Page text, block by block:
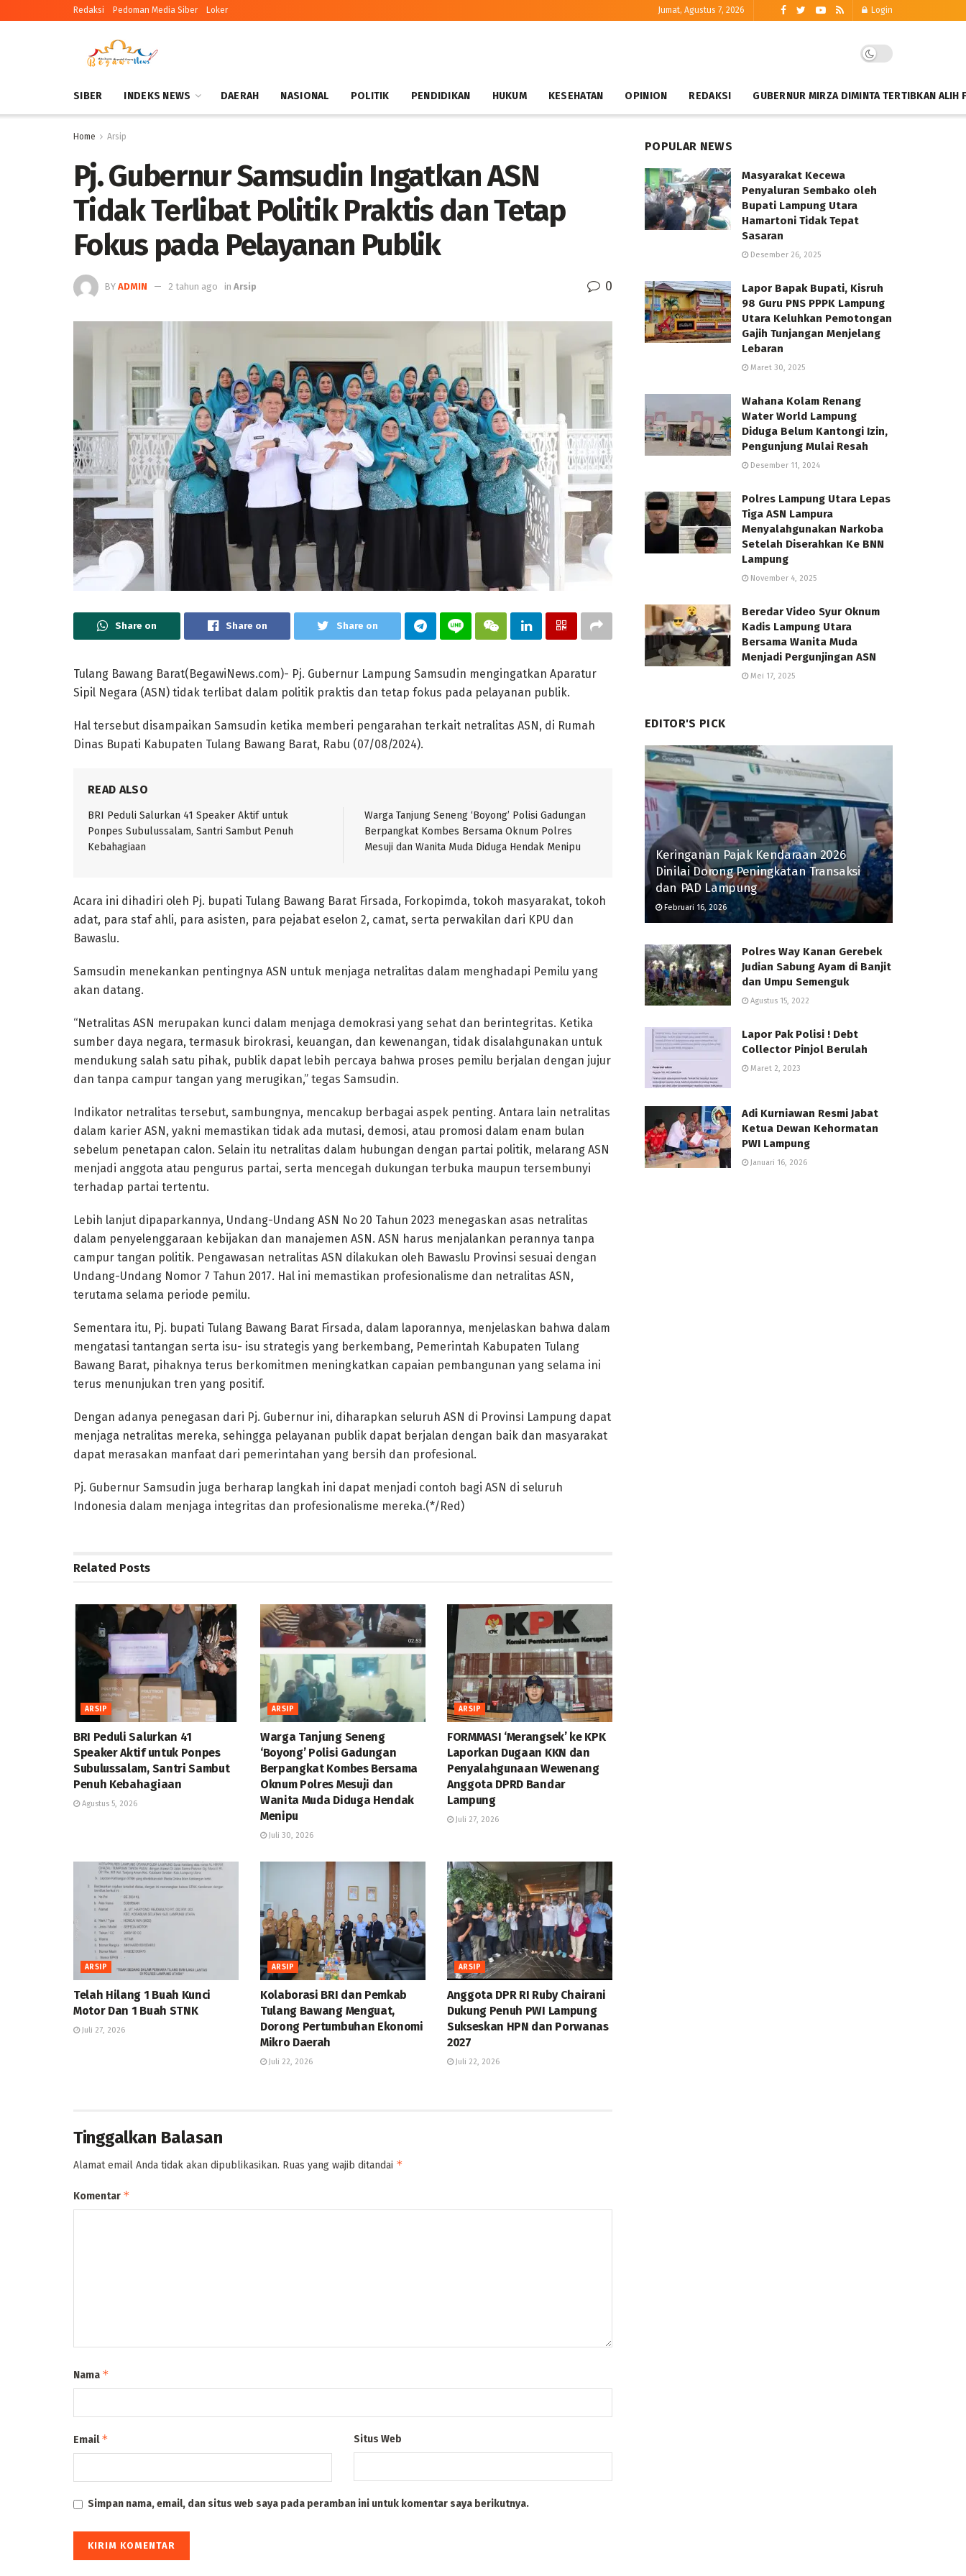
Redaksi Pedoman Media Siber Loker Jumat, Agustus 7, 2026 Login
SIBER INDEKS NEWS DAERAH NASIONAL POLITIK PENDIDIKAN HUKUM KESEHATAN OPINION REDAKSI GUBERNUR MIRZA DIMINTA TERTIBKAN ALIH
Home Arsip
Pj. Gubernur Samsudin Ingatkan ASN
Tidak Terlibat Politik Praktis dan Tetap
Fokus pada Pelayanan Publik
BY ADMIN 2 tahun ago in Arsip 0
Share on Share on Share on
Tulang Bawang Barat(BegawiNews.com)- Pj. Gubernur Lampung Samsudin mengingatkan Aparatur
Sipil Negara (ASN) tidak terlibat dalam politik praktis dan tetap fokus pada pelayanan publik.
Hal tersebut disampaikan Samsudin ketika memberi pengarahan terkait netralitas ASN, di Rumah
Dinas Bupati Kabupaten Tulang Bawang Barat, Rabu (07/08/2024).
READ ALSO
BRI Peduli Salurkan 41 Speaker Aktif untuk
Ponpes Subulussalam, Santri Sambut Penuh
Kebahagiaan
Warga Tanjung Seneng ‘Boyong’ Polisi Gadungan
Berpangkat Kombes Bersama Oknum Polres
Mesuji dan Wanita Muda Diduga Hendak Menipu
Acara ini dihadiri oleh Pj. bupati Tulang Bawang Barat Firsada, Forkopimda, tokoh masyarakat, tokoh
adat, para staf ahli, para asisten, para pejabat eselon 2, camat, serta perwakilan dari KPU dan
Bawaslu.
Samsudin menekankan pentingnya ASN untuk menjaga netralitas dalam menghadapi Pemilu yang
akan datang.
“Netralitas ASN merupakan kunci dalam menjaga demokrasi yang sehat dan berintegritas. Ketika
sumber daya negara, termasuk birokrasi, keuangan, dan kewenangan, tidak disalahgunakan untuk
mendukung salah satu pihak, publik dapat lebih percaya bahwa proses pemilu berjalan dengan jujur
dan tanpa campur tangan yang merugikan,” tegas Samsudin.
Indikator netralitas tersebut, sambungnya, mencakup berbagai aspek penting. Antara lain netralitas
dalam karier ASN, yakni memastikan tidak ada mutasi, demosi, atau promosi dalam enam bulan
sebelum penetapan calon. Selain itu netralitas dalam hubungan dengan partai politik, melarang ASN
menjadi anggota atau pengurus partai, serta mencegah dukungan terbuka maupun tersembunyi
terhadap partai tertentu.
Lebih lanjut dipaparkannya, Undang-Undang ASN No 20 Tahun 2023 menegaskan asas netralitas
dalam penyelenggaraan kebijakan dan manajemen ASN. ASN harus menjalankan perannya tanpa
campur tangan politik. Pengawasan netralitas ASN dilakukan oleh Bawaslu Provinsi sesuai dengan
Undang-Undang Nomor 7 Tahun 2017. Hal ini memastikan profesionalisme dan netralitas ASN,
terutama selama periode pemilu.
Sementara itu, Pj. bupati Tulang Bawang Barat Firsada, dalam laporannya, menjelaskan bahwa dalam
mengatasi tantangan serta isu- isu strategis yang berkembang, Pemerintah Kabupaten Tulang
Bawang Barat, pihaknya terus berkomitmen meningkatkan capaian pembangunan yang selama ini
terus menunjukan tren yang positif.
Dengan adanya penegasan dari Pj. Gubernur ini, diharapkan seluruh ASN di Provinsi Lampung dapat
menjaga netralitas mereka, sehingga pelayanan publik dapat berjalan dengan baik dan masyarakat
dapat merasakan manfaat dari pemerintahan yang bersih dan profesional.
Pj. Gubernur Samsudin juga berharap langkah ini dapat menjadi contoh bagi ASN di seluruh
Indonesia dalam menjaga integritas dan profesionalisme mereka.(*/Red)
Related Posts
ARSIP
BRI Peduli Salurkan 41
Speaker Aktif untuk Ponpes
Subulussalam, Santri Sambut
Penuh Kebahagiaan
Agustus 5, 2026
ARSIP
Warga Tanjung Seneng
‘Boyong’ Polisi Gadungan
Berpangkat Kombes Bersama
Oknum Polres Mesuji dan
Wanita Muda Diduga Hendak
Menipu
Juli 30, 2026
ARSIP
FORMMASI ‘Merangsek’ ke KPK
Laporkan Dugaan KKN dan
Penyalahgunaan Wewenang
Anggota DPRD Bandar
Lampung
Juli 27, 2026
ARSIP
Telah Hilang 1 Buah Kunci
Motor Dan 1 Buah STNK
Juli 27, 2026
ARSIP
Kolaborasi BRI dan Pemkab
Tulang Bawang Menguat,
Dorong Pertumbuhan Ekonomi
Mikro Daerah
Juli 22, 2026
ARSIP
Anggota DPR RI Ruby Chairani
Dukung Penuh PWI Lampung
Sukseskan HPN dan Porwanas
2027
Juli 22, 2026
Tinggalkan Balasan
Alamat email Anda tidak akan dipublikasikan. Ruas yang wajib ditandai *
Komentar *
Nama *
Email* Situs Web
Simpan nama, email, dan situs web saya pada peramban ini untuk komentar saya berikutnya.
POPULAR NEWS
Masyarakat Kecewa
Penyaluran Sembako oleh
Bupati Lampung Utara
Hamartoni Tidak Tepat
Sasaran
Desember 26, 2025
Lapor Bapak Bupati, Kisruh
98 Guru PNS PPPK Lampung
Utara Keluhkan Pemotongan
Gajih Tunjangan Menjelang
Lebaran
Maret 30, 2025
Wahana Kolam Renang
Water World Lampung
Diduga Belum Kantongi Izin,
Pengunjung Mulai Resah
Desember 11, 2024
Polres Lampung Utara Lepas
Tiga ASN Lampura
Menyalahgunakan Narkoba
Setelah Diserahkan Ke BNN
Lampung
November 4, 2025
Beredar Video Syur Oknum
Kadis Lampung Utara
Bersama Wanita Muda
Menjadi Pergunjingan ASN
Mei 17, 2025
EDITOR'S PICK
Keringanan Pajak Kendaraan 2026
Dinilai Dorong Peningkatan Transaksi
dan PAD Lampung
Februari 16, 2026
Polres Way Kanan Gerebek
Judian Sabung Ayam di Banjit
dan Umpu Semenguk
Agustus 15, 2022
Lapor Pak Polisi ! Debt
Collector Pinjol Berulah
Maret 2, 2023
Adi Kurniawan Resmi Jabat
Ketua Dewan Kehormatan
PWI Lampung
Januari 16, 2026